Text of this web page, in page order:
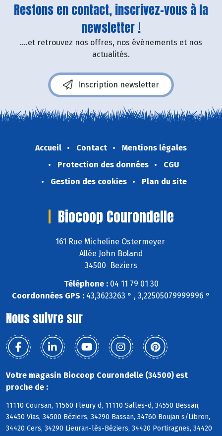
Restons en contact, inscrivez-vous à la
newsletter !
....et retrouvez nos offres, nos événements et nos
actualités.
Inscription newsletter
Accueil Contact
Mentions légales
Protection des données
CGU
Gestion des cookies
Plan du site
Biocoop Courondelle
161 Rue Micheline Ostermeyer
Allée John Boland
34500 Beziers
Téléphone :04 11 79 01 30
Coordonnées GPS : 43,3623263 ° , 3,22505079999996 °
Nous suivre sur
Votre magasin Biocoop Courondelle (34500) est
proche de :
11110 Coursan, 11560 Fleury d, 11110 Salles-d, 34550 Bessan,
34450 Vias, 34500 Béziers, 34290 Bassan, 34760 Boujan s/Libron,
34420 Cers, 34290 Lieuran-lès-Béziers, 34420 Portiragnes, 34420